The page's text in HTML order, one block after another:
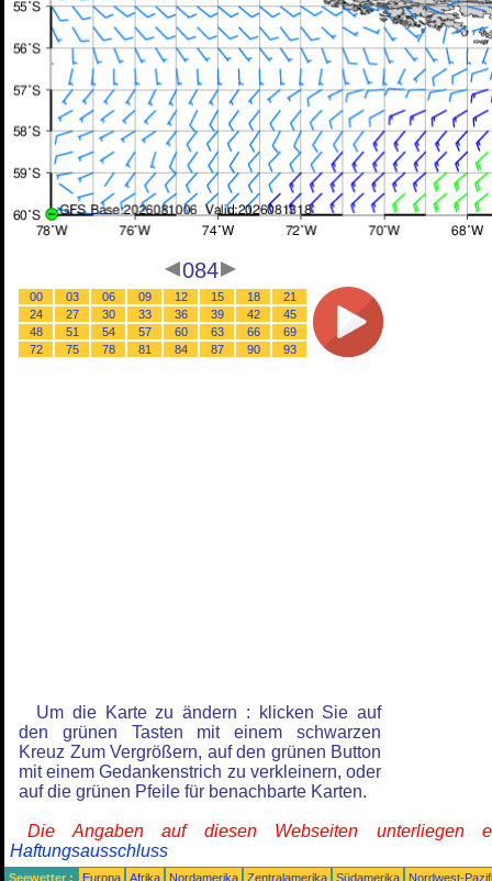
084
00 03 06 09 12 15 18
21
24
27 30 33 36 39 42
45
48
51 54 57 60 63 66
69
72
75 78 81 84 87 90 93
Um die Karte zu ändern : klicken Sie auf
den grünen Tasten mit einem schwarzen
Kreuz Zum Vergrößern, auf den grünen Button
mit einem Gedankenstrich zu verkleinern, oder
auf die grünen Pfeile für benachbarte Karten.
Die Angaben auf diesen Webseiten unterliegen
Haftungsausschluss
Seewetter : Europa Afrika Nordamerika Zentralamerika Südamerika
Nordwest-